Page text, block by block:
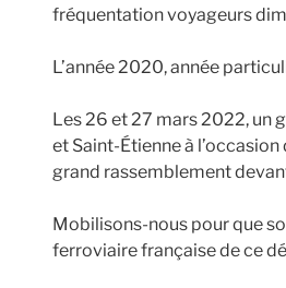
fréquentation voyageurs
L’année 2020, année
Les 26 et 27 mars 2022, un
et Saint-Étienne à l’occasion
grand rassemblement
Mobilisons-nous pour que
ferroviaire française de ce